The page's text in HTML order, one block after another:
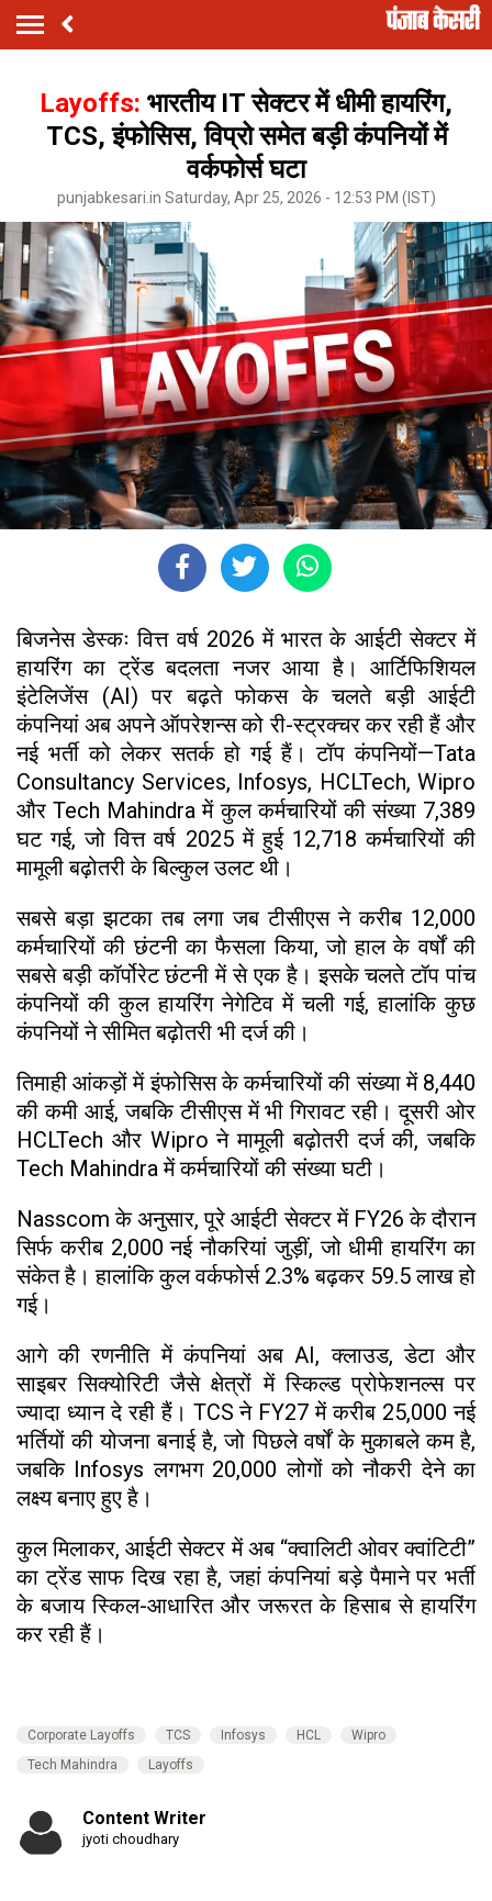
Layoffs: भारतीय IT सेक्टर में धीमी हायरिंग,
TCS, इंफोसिस, विप्रो समेत बड़ी कंपनियों में
वर्कफोर्स घटा
punjabkesari.in Saturday, Apr 25, 2026 - 12:53 PM (IST)
बिजनेस डेस्कः वित्त वर्ष 2026 में भारत के आईटी सेक्टर में
हायरिंग का ट्रेंड बदलता नजर आया है। आर्टिफिशियल
इंटेलिजेंस (AI) पर बढ़ते फोकस के चलते बड़ी आईटी
कंपनियां अब अपने ऑपरेशन्स को री-स्ट्रक्चर कर रही हैं और
नई भर्ती को लेकर सतर्क हो गई हैं। टॉप कंपनियों—Tata
Consultancy Services, Infosys, HCLTech, Wipro
और Tech Mahindra में कुल कर्मचारियों की संख्या 7,389
घट गई, जो वित्त वर्ष 2025 में हुई 12,718 कर्मचारियों की
मामूली बढ़ोतरी के बिल्कुल उलट थी।
सबसे बड़ा झटका तब लगा जब टीसीएस ने करीब 12,000
कर्मचारियों की छंटनी का फैसला किया, जो हाल के वर्षों की
सबसे बड़ी कॉर्पोरेट छंटनी में से एक है। इसके चलते टॉप पांच
कंपनियों की कुल हायरिंग नेगेटिव में चली गई, हालांकि कुछ
कंपनियों ने सीमित बढ़ोतरी भी दर्ज की।
तिमाही आंकड़ों में इंफोसिस के कर्मचारियों की संख्या में 8,440
की कमी आई, जबकि टीसीएस में भी गिरावट रही। दूसरी ओर
HCLTech और Wipro ने मामूली बढ़ोतरी दर्ज की, जबकि
Tech Mahindra में कर्मचारियों की संख्या घटी।
Nasscom के अनुसार, पूरे आईटी सेक्टर में FY26 के दौरान
सिर्फ करीब 2,000 नई नौकरियां जुड़ीं, जो धीमी हायरिंग का
संकेत है। हालांकि कुल वर्कफोर्स 2.3% बढ़कर 59.5 लाख हो
गई।
आगे की रणनीति में कंपनियां अब AI, क्लाउड, डेटा और
साइबर सिक्योरिटी जैसे क्षेत्रों में स्किल्ड प्रोफेशनल्स पर
ज्यादा ध्यान दे रही हैं। TCS ने FY27 में करीब 25,000 नई
भर्तियों की योजना बनाई है, जो पिछले वर्षों के मुकाबले कम है,
जबकि Infosys लगभग 20,000 लोगों को नौकरी देने का
लक्ष्य बनाए हुए है।
कुल मिलाकर, आईटी सेक्टर में अब “क्वालिटी ओवर क्वांटिटी”
का ट्रेंड साफ दिख रहा है, जहां कंपनियां बड़े पैमाने पर भर्ती
के बजाय स्किल-आधारित और जरूरत के हिसाब से हायरिंग
कर रही हैं।
Corporate Layoffs TCS Infosys HCL
Wipro
Tech Mahindra
Layoffs
Content Writer
jyoti choudhary